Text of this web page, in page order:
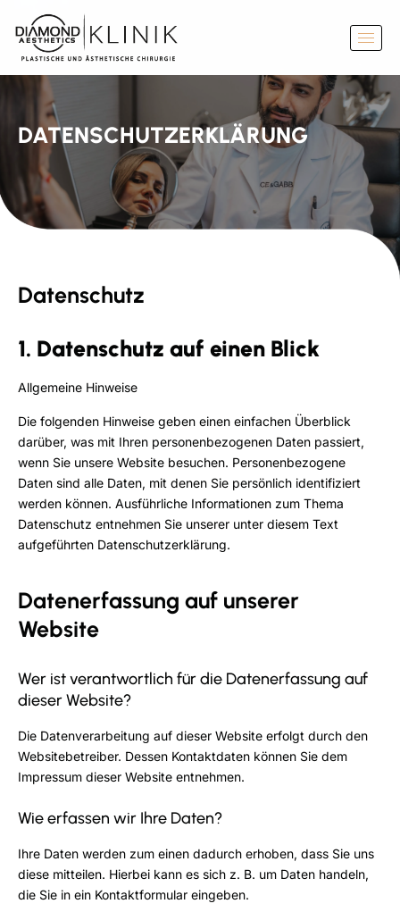
DATENSCHUTZERKLÄRUNG
Datenschutz
1. Datenschutz auf einen Blick
Allgemeine Hinweise
Die folgenden Hinweise geben einen einfachen Überblick
darüber, was mit Ihren personenbezogenen Daten passiert,
wenn Sie unsere Website besuchen. Personenbezogene
Daten sind alle Daten, mit denen Sie persönlich identifiziert
werden können. Ausführliche Informationen zum Thema
Datenschutz entnehmen Sie unserer unter diesem Text
aufgeführten Datenschutzerklärung.
Datenerfassung auf unserer
Website
Wer ist verantwortlich für die Datenerfassung auf
dieser Website?
Die Datenverarbeitung auf dieser Website erfolgt durch den
Websitebetreiber. Dessen Kontaktdaten können Sie dem
Impressum dieser Website entnehmen.
Wie erfassen wir Ihre Daten?
Ihre Daten werden zum einen dadurch erhoben, dass Sie uns
diese mitteilen. Hierbei kann es sich z. B. um Daten handeln,
die Sie in ein Kontaktformular eingeben.